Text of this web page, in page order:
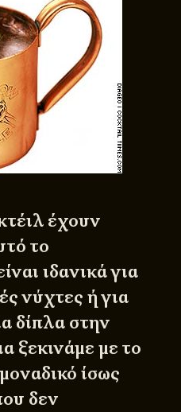
έχουν
το
ιδανικά για
νύχτες ή για
δίπλα στην
ξεκινάμε με το
ίσως
δεν